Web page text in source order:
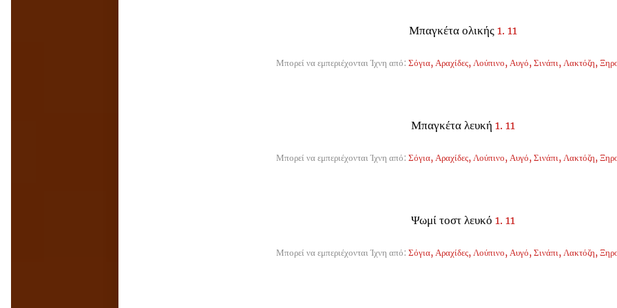
Μπαγκέτα ολικής 1. 11
Μπορεί να εμπεριέχονται Ίχνη από: Σόγια, Αραχίδες, Λούπινο, Αυγό, Σινάπι, Λακτόζη,
Μπαγκέτα λευκή 1. 11
Μπορεί να εμπεριέχονται Ίχνη από: Σόγια, Αραχίδες, Λούπινο, Αυγό, Σινάπι, Λακτόζη,
Ψωμί τοστ λευκό 1. 11
Μπορεί να εμπεριέχονται Ίχνη από: Σόγια, Αραχίδες, Λούπινο, Αυγό, Σινάπι, Λακτόζη,